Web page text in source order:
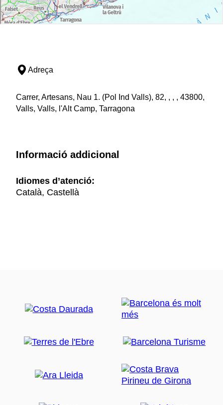
Adreça
Carrer, Artesans, Nau 1. (Pol Ind Valls), 82, , , , 43800,
Valls, Valls, l'Alt Camp, Tarragona
Informació addicional
Idiomes d’atenció:
Català, Castellà